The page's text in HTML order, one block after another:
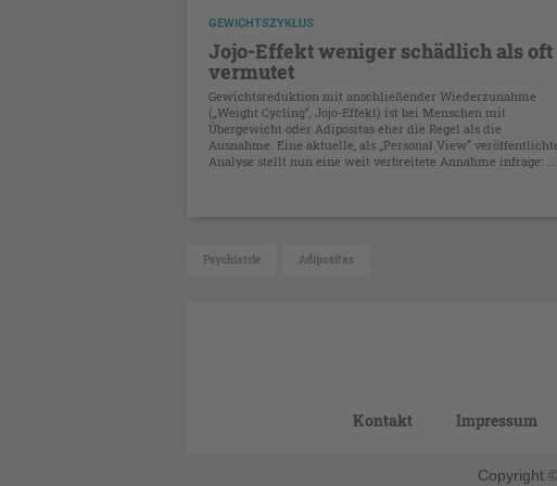
GEWICHTSZYKLUS
Jojo-Effekt weniger schädlich als oft
vermutet
Gewichtsreduktion mit anschließender Wiederzunahme
(„Weight Cycling“, Jojo-Effekt) ist bei Menschen mit
Übergewicht oder Adipositas eher die Regel als die
Ausnahme. Eine aktuelle, als „Personal View“
Analyse stellt nun eine weit verbreitete Annahme infrage: ...
Psychiatrie Adipositas
Kontakt Impressum
Copyright